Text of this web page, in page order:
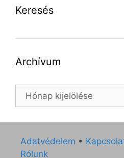
Keresés
Archívum
Archívum
Adatvédelem •
Rólunk